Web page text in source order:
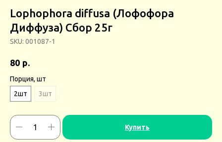
Lophophora diffusa (Лофофора
Диффуза) Сбор 25г
SKU: 001087-1
80 р.
Порция, шт
2шт
3шт
Купить